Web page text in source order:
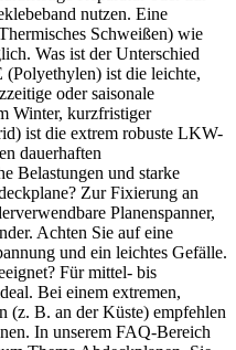
nutzen. Eine
Schweißen) wie
Was ist der Unterschied
ist die leichte,
oder saisonale
Winter, kurzfristiger
ist die extrem robuste LKW-
dauerhaften
Belastungen und starke
Zur Fixierung an
Planenspanner,
Achten Sie auf eine
und ein leichtes Gefälle.
Für mittel- bis
Bei einem extremen,
(z. B. an der Küste) empfehlen
In unserem FAQ-Bereich